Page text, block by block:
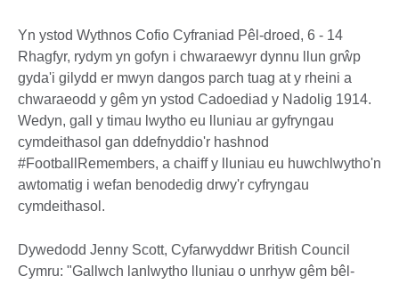
Yn ystod Wythnos Cofio Cyfraniad Pêl-droed, 6 - 14
Rhagfyr, rydym yn gofyn i chwaraewyr dynnu llun grŵp
gyda'i gilydd er mwyn dangos parch tuag at y rheini a
chwaraeodd y gêm yn ystod Cadoediad y Nadolig 1914.
Wedyn, gall y timau lwytho eu lluniau ar gyfryngau
cymdeithasol gan ddefnyddio'r hashnod
#FootballRemembers, a chaiff y lluniau eu huwchlwytho'n
awtomatig i wefan benodedig drwy'r cyfryngau
cymdeithasol.
Dywedodd Jenny Scott, Cyfarwyddwr British Council
Cymru: "Gallwch lanlwytho lluniau o unrhyw gêm bêl-